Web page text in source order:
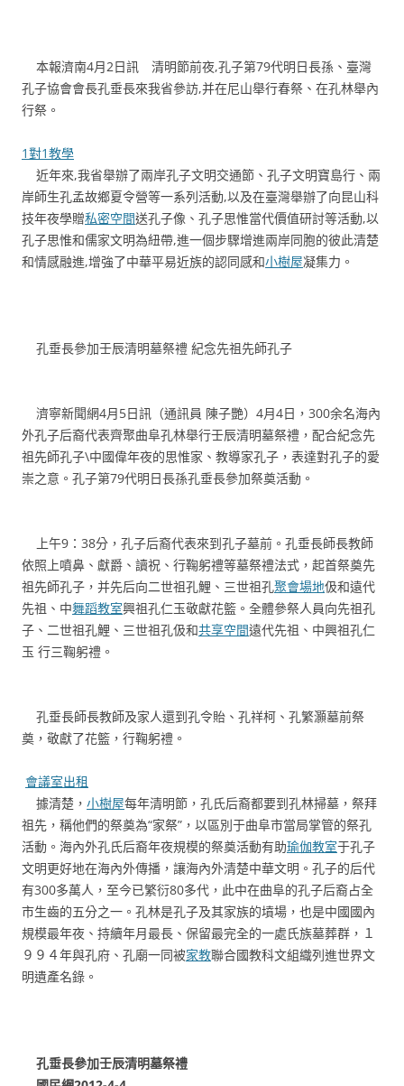
本報濟南4月2日訊 清明節前夜,孔子第79代明日長孫、臺灣
孔子協會會長孔垂長來我省參訪,并在尼山舉行春祭、在孔林舉內
行祭。
1對1教學
近年來,我省舉辦了兩岸孔子文明交通節、孔子文明寶島行、兩
岸師生孔孟故鄉夏令營等一系列活動,以及在臺灣舉辦了向昆山科
技年夜學贈私密空間送孔子像、孔子思惟當代價值研討等活動,以
孔子思惟和儒家文明為紐帶,進一個步驟增進兩岸同胞的彼此清楚
和情感融進,增強了中華平易近族的認同感和小樹屋凝集力。
孔垂長參加壬辰清明墓祭禮 紀念先祖先師孔子
濟寧新聞網4月5日訊（通訊員 陳子艷）4月4日，300余名海內
外孔子后裔代表齊聚曲阜孔林舉行壬辰清明墓祭禮，配合紀念先
祖先師孔子\中國偉年夜的思惟家、教導家孔子，表達對孔子的愛
崇之意。孔子第79代明日長孫孔垂長參加祭奠活動。
上午9：38分，孔子后裔代表來到孔子墓前。孔垂長師長教師
依照上噴鼻、獻爵、讀祝、行鞠躬禮等墓祭禮法式，起首祭奠先
祖先師孔子，并先后向二世祖孔鯉、三世祖孔聚會場地伋和遠代
先祖、中舞蹈教室興祖孔仁玉敬獻花籃。全體參祭人員向先祖孔
子、二世祖孔鯉、三世祖孔伋和共享空間遠代先祖、中興祖孔仁
玉 行三鞠躬禮。
孔垂長師長教師及家人還到孔令貽、孔祥柯、孔繁灝墓前祭
奠，敬獻了花籃，行鞠躬禮。
會議室出租
據清楚， 小樹屋每年清明節，孔氏后裔都要到孔林掃墓，祭拜
祖先，稱他們的祭奠為“家祭”，以區別于曲阜市當局掌管的祭孔
活動。海內外孔氏后裔年夜規模的祭奠活動有助瑜伽教室于孔子
文明更好地在海內外傳播，讓海內外清楚中華文明。孔子的后代
有300多萬人，至今已繁衍80多代，此中在曲阜的孔子后裔占全
市生齒的五分之一。孔林是孔子及其家族的墳場，也是中國國內
規模最年夜、持續年月最長、保留最完全的一處氏族墓葬群，１
９９４年與孔府、孔廟一同被家教聯合國教科文組織列進世界文
明遺產名錄。
孔垂長參加壬辰清明墓祭禮